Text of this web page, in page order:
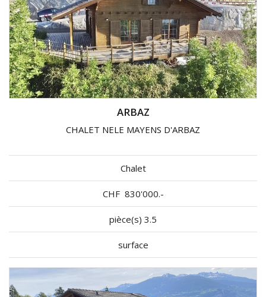
ARBAZ
CHALET NELE MAYENS D'ARBAZ
Chalet
CHF 830'000.-
pièce(s) 3.5
surface